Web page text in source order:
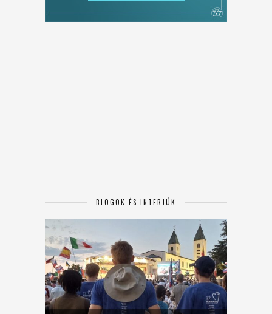
BLOGOK ÉS INTERJÚK